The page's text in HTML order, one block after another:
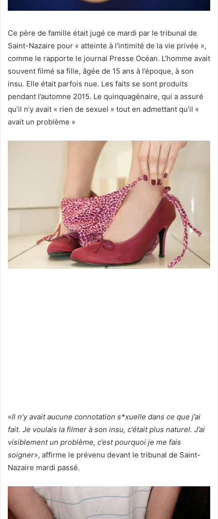
Ce père de famille était jugé ce mardi par le tribunal de
Saint-Nazaire pour « atteinte à l’intimité de la vie privée »,
comme le rapporte le journal Presse Océan. L’homme avait
souvent filmé sa fille, âgée de 15 ans à l’époque, à son
insu. Elle était parfois nue. Les faits se sont produits
pendant l’automne 2015. Le quinquagénaire, qui a assuré
qu’il n’y avait « rien de sexuel » tout en admettant qu’il «
avait un problème »
«Il n’y avait aucune connotation s*xuelle dans ce que j’ai
fait. Je voulais la filmer à son insu, c’était plus naturel. J’ai
visiblement un problème, c’est pourquoi je me fais
soigner», affirme le prévenu devant le tribunal de Saint-
Nazaire mardi passé.